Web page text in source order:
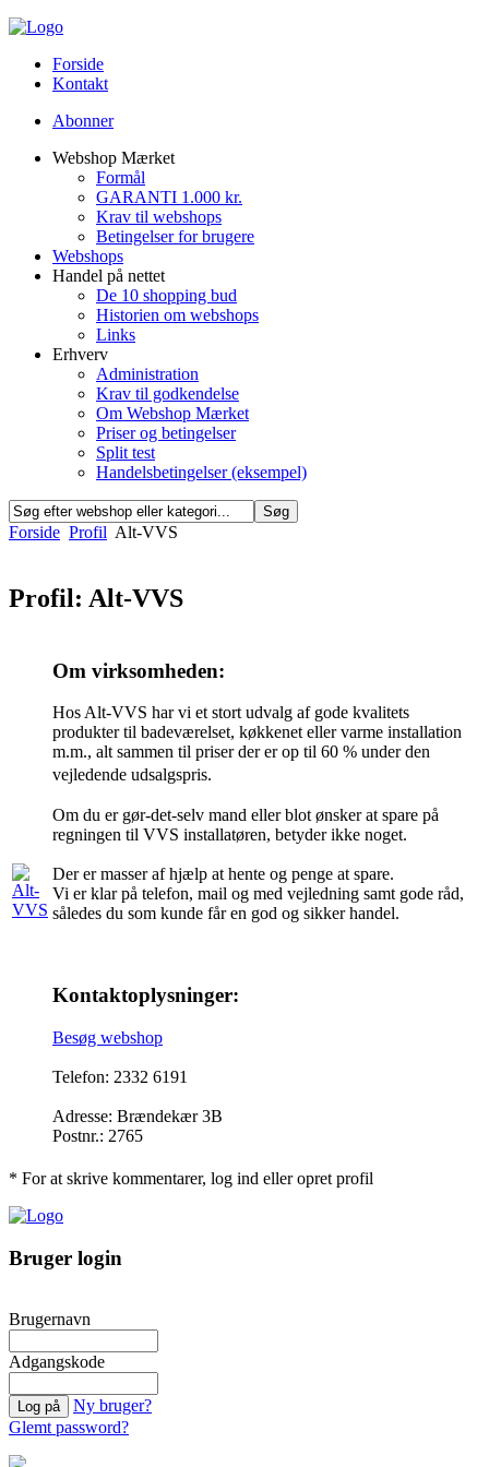
Forside
Kontakt
Abonner
Webshop Mærket
Formål
GARANTI 1.000 kr.
Krav til webshops
Betingelser for brugere
Webshops
Handel på nettet
De 10 shopping bud
Historien om webshops
Links
Erhverv
Administration
Krav til godkendelse
Om Webshop Mærket
Priser og betingelser
Split test
Handelsbetingelser (eksempel)
Forside Profil Alt-VVS
Profil: Alt-VVS
Om virksomheden:
Hos Alt-VVS har vi et stort udvalg af gode kvalitets
produkter til badeværelset, køkkenet eller varme installation
m.m., alt sammen til priser der er op til 60 % under den
vejledende udsalgspris.
Om du er gør-det-selv mand eller blot ønsker at spare på
regningen til VVS installatøren, betyder ikke noget.
Der er masser af hjælp at hente og penge at spare.
Vi er klar på telefon, mail og med vejledning samt gode råd,
således du som kunde får en god og sikker handel.
Kontaktoplysninger:
Besøg webshop
Telefon: 2332 6191
Adresse: Brændekær 3B
Postnr.: 2765
* For at skrive kommentarer, log ind eller opret profil
Bruger login
Brugernavn
Adgangskode
Ny bruger?
Glemt password?